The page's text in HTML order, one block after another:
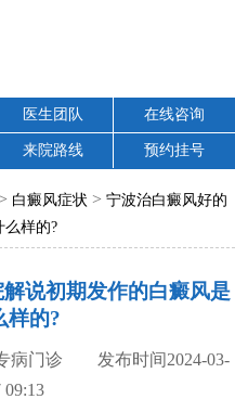
医生团队 在线咨询
来院路线 预约挂号
> 白癜风症状 > 宁波治白癜风好的
么样的?
说初期发作的白癜风是
样的?
病门诊 发布时间2024-03-
09:13